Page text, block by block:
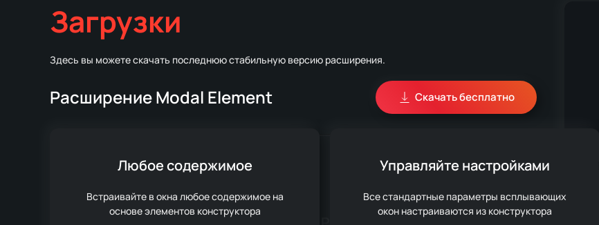
Любое содержимое
Встраивайте в окна любое содержимое на
основе элементов конструктора
Управляйте настройками
Все стандартные параметры всплывающих
окон настраиваются из конструктора
Загрузки
Здесь вы можете скачать последнюю стабильную версию расширения.
Расширение Modal Element Скачать бесплатно
Системные требования: